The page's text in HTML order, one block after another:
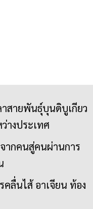
าสายพันธุ์บุนดิบูเกียว
างประเทศ
ากคนสู่คนผ่านการ
ลื่นไส้ อาเจียน ท้อง